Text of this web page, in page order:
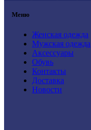
Меню
Женская одежда
Мужская одежда
Аксессуары
Обувь
Контакты
Доставка
Новости